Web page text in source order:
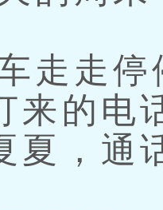
走停
来的电
夏，通